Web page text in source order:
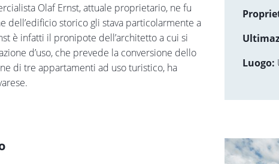
Olaf Ernst, attuale proprietario, ne fu
storico gli stava particolarmente a
è infatti il pronipote dell’architetto a cui si
d’uso, che prevede la conversione dello
di tre appartamenti ad uso turistico, ha
Luogo: